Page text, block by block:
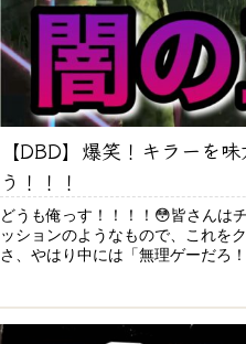
【DBD】爆笑！キラーを
う！！！
どうも俺っす！！！！😳皆さんは
ッションのようなもので、これを
さ、やはり中には「無理ゲーだろ